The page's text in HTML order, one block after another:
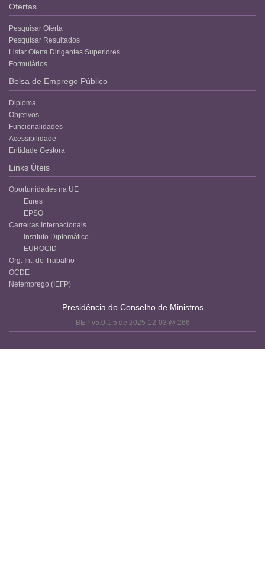
Ofertas
Pesquisar Oferta
Pesquisar Resultados
Listar Oferta Dirigentes Superiores
Formulários
Bolsa de Emprego Público
Diploma
Objetivos
Funcionalidades
Acessibilidade
Entidade Gestora
Links Úteis
Oportunidades na UE
Eures
EPSO
Carreiras Internacionais
Instituto Diplomático
EUROCID
Org. Int. do Trabalho
OCDE
Netemprego (IEFP)
Presidência do Conselho de Ministros
BEP v5.0.1.5 de 2025-12-03 @ 266